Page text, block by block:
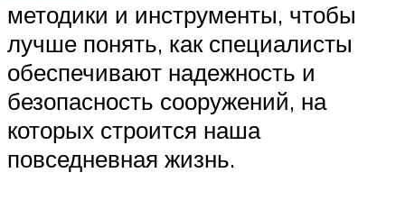
методики и инструменты, чтобы
лучше понять, как специалисты
обеспечивают надежность и
безопасность сооружений, на
которых строится наша
повседневная жизнь.